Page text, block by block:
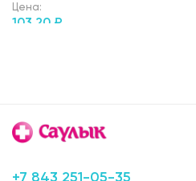
Цена:
103, 20 ₽
Цена:
103, 20 ₽
Доступно: 206
+7 843 251-05-35